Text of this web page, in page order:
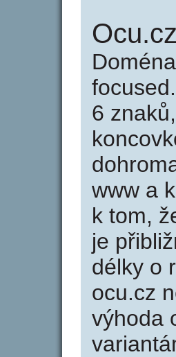
Ocu.cz
6
www a
k tom,
je
délky o
ocu.cz
výhoda